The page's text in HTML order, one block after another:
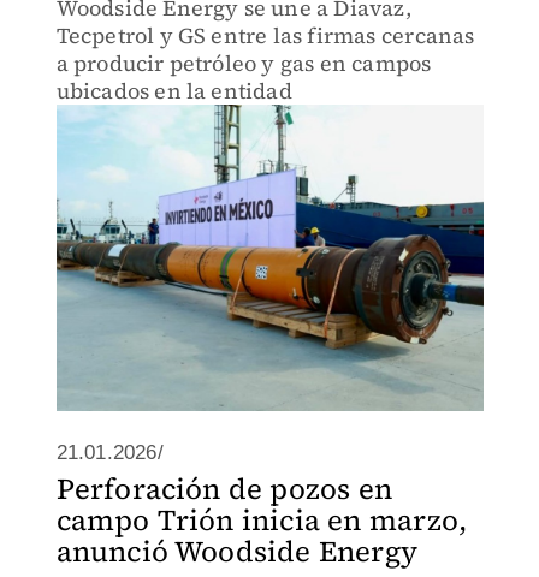
Woodside Energy se une a Diavaz,
Tecpetrol y GS entre las firmas cercanas
a producir petróleo y gas en campos
ubicados en la entidad
21.01.2026/
Perforación de pozos en
campo Trión inicia en marzo,
anunció Woodside Energy